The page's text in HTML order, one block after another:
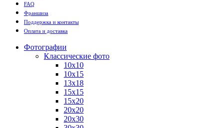
FAQ
Франшиза
Поддержка и контакты
Оплата и доставка
Фотографии
Классические фото
10х10
10х15
13х18
15х15
15х20
20х20
20х30